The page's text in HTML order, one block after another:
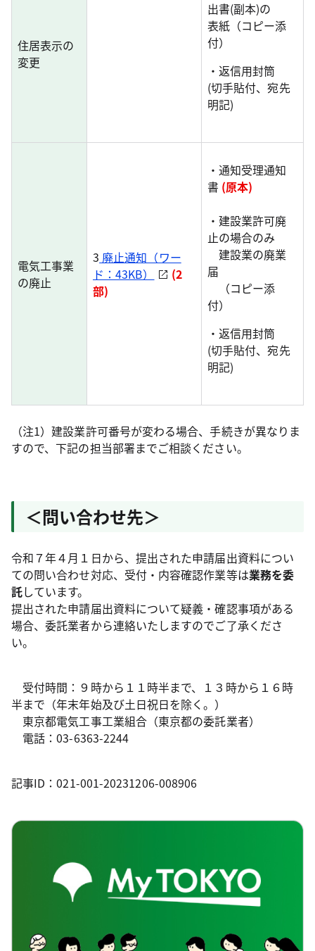
住居表示の
変更
出書(副本)の
表紙（コピー添
付）
・返信用封筒
(切手貼付、宛先
明記)
電気工事業
の廃止
3 廃止通知（ワー
ド：43KB）
(2
部)
・通知受理通知
書 (原本)
・建設業許可廃
止の場合のみ
建設業の廃業
届
（コピー添
付）
・返信用封筒
(切手貼付、宛先
明記)
（注1）建設業許可番号が変わる場合、手続きが異なりま
すので、下記の担当部署までご相談ください。
＜問い合わせ先＞
令和７年４月１日から、提出された申請届出資料につい
ての問い合わせ対応、受付・内容確認作業等は業務を委
託しています。
提出された申請届出資料について疑義・確認事項がある
場合、委託業者から連絡いたしますのでご了承くださ
い。
受付時間：９時から１１時半まで、１３時から１６時
半まで（年末年始及び土日祝日を除く。）
東京都電気工事工業組合（東京都の委託業者）
電話：03-6363-2244
記事ID：021-001-20231206-008906